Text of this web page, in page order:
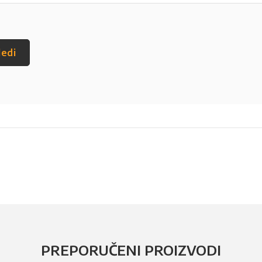
PREPORUČENI PROIZVODI